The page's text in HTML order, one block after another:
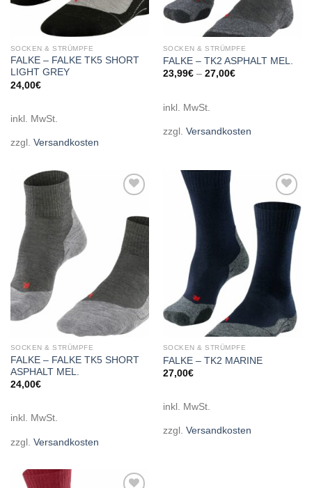
SOCKEN & STRÜMPFE
FALKE – FALKE TK5 SHORT
LIGHT GREY
24,00€
inkl. MwSt.
zzgl. Versandkosten
SOCKEN & STRÜMPFE
FALKE – TK2 ASPHALT MEL.
23,99€– 27,00€
inkl. MwSt.
zzgl. Versandkosten
wishlist
SOCKEN & STRÜMPFE
FALKE – FALKE TK5 SHORT
ASPHALT MEL.
24,00€
inkl. MwSt.
zzgl. Versandkosten
Add to
SOCKEN & STRÜMPFE
FALKE – TK2 MARINE
27,00€
inkl. MwSt.
zzgl. Versandkosten